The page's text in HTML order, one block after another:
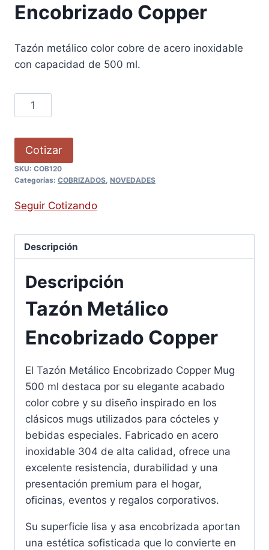
Encobrizado Copper
Tazón metálico color cobre de acero inoxidable
con capacidad de 500 ml.
Cotizar
SKU: COB120
Categorías: COBRIZADOS, NOVEDADES
Seguir Cotizando
Descripción
Descripción
Tazón Metálico
Encobrizado Copper
El Tazón Metálico Encobrizado Copper Mug
500 ml destaca por su elegante acabado
color cobre y su diseño inspirado en los
clásicos mugs utilizados para cócteles y
bebidas especiales. Fabricado en acero
inoxidable 304 de alta calidad, ofrece una
excelente resistencia, durabilidad y una
presentación premium para el hogar,
oficinas, eventos y regalos corporativos.
Su superficie lisa y asa encobrizada aportan
una estética sofisticada que lo convierte en